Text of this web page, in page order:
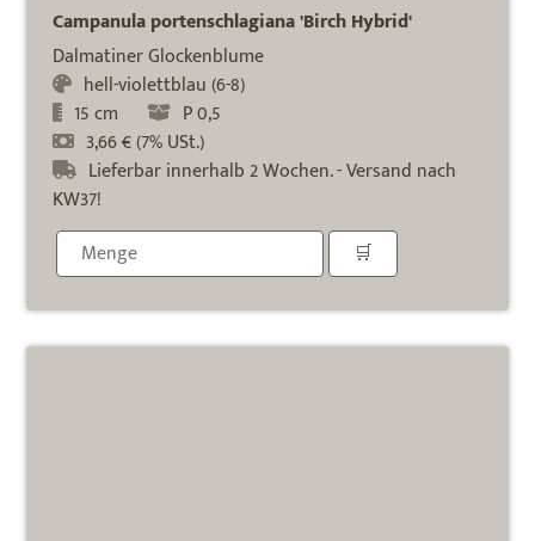
Campanula portenschlagiana 'Birch Hybrid'
Dalmatiner Glockenblume
hell-violettblau (6-8)
15 cm
P 0,5
3,66 € (7% USt.)
Lieferbar innerhalb 2 Wochen. - Versand nach
KW37!